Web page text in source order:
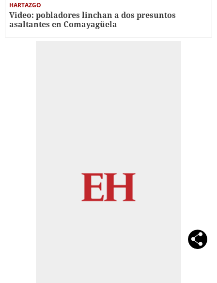
HARTAZGO
Video: pobladores linchan a dos presuntos
asaltantes en Comayagüela